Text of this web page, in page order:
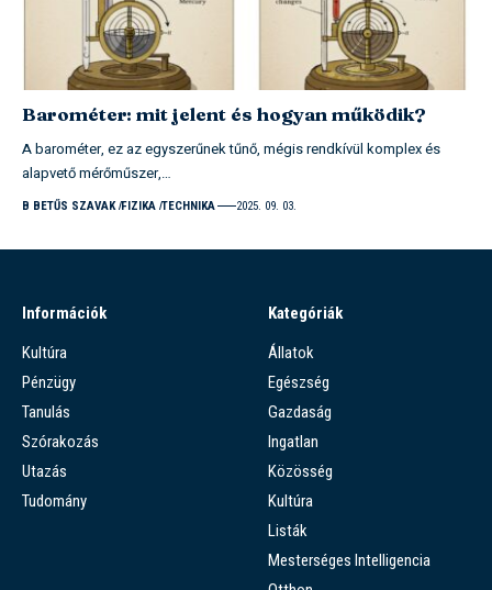
Barométer: mit jelent és hogyan működik?
A barométer, ez az egyszerűnek tűnő, mégis rendkívül komplex és
alapvető mérőműszer,…
B BETŰS SZAVAK FIZIKA TECHNIKA 2025. 09. 03.
Információk
Kultúra
Pénzügy
Tanulás
Szórakozás
Utazás
Tudomány
Kategóriák
Állatok
Egészség
Gazdaság
Ingatlan
Közösség
Kultúra
Listák
Mesterséges Intelligencia